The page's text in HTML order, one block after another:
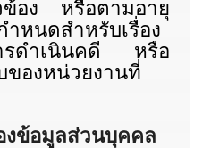
ข้อง หรือตามอายุ
หนดสำหรับเรื่อง
ารดำเนินคดี หรือ
ของหน่วยงานที่
งข้อมูลส่วนบุคคล